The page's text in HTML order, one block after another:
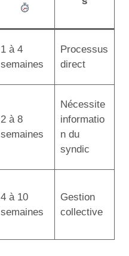
1 à 4
semaines
Processus
direct
2 à 8
semaines
Nécessite
informatio
n du
syndic
4 à 10
semaines
Gestion
collective